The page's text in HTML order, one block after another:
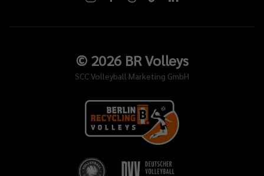
© 2026BR Volleys
SCC Volleyball Marketing GmbH